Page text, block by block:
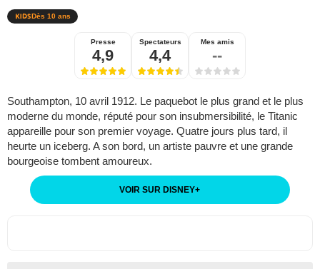
Dès 10 ans
Presse
4,9
Spectateurs
4,4
Mes amis
--
Southampton, 10 avril 1912. Le paquebot le plus grand et le plus
moderne du monde, réputé pour son insubmersibilité, le Titanic
appareille pour son premier voyage. Quatre jours plus tard, il
heurte un iceberg. A son bord, un artiste pauvre et une grande
bourgeoise tombent amoureux.
VOIR SUR DISNEY+